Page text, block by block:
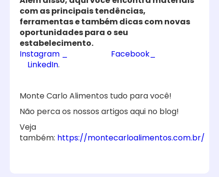
com as principais tendências,
ferramentas e também dicas com novas
oportunidades para o seu
estabelecimento.
Instagram
Facebook_
LinkedIn.
Monte Carlo Alimentos tudo para você!
Não perca os nossos artigos aqui no blog!
Veja
também: https://montecarloalimentos.com.br/